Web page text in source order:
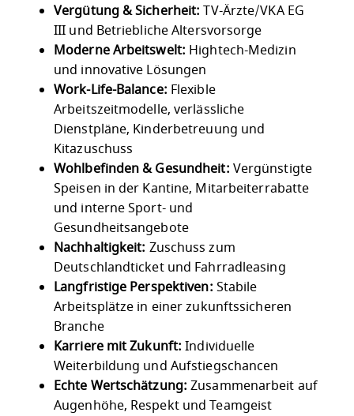
Vergütung & Sicherheit:TV-Ärzte/VKA EG
III und Betriebliche Altersvorsorge
Moderne Arbeitswelt: Hightech-Medizin
und innovative Lösungen
Work-Life-Balance: Flexible
Arbeitszeitmodelle, verlässliche
Dienstpläne, Kinderbetreuung und
Kitazuschuss
Wohlbefinden & Gesundheit: Vergünstigte
Speisen in der Kantine, Mitarbeiterrabatte
und interne Sport- und
Gesundheitsangebote
Nachhaltigkeit: Zuschuss zum
Deutschlandticket und Fahrradleasing
Langfristige Perspektiven: Stabile
Arbeitsplätze in einer zukunftssicheren
Branche
Karriere mit Zukunft: Individuelle
Weiterbildung und Aufstiegschancen
Echte Wertschätzung: Zusammenarbeit auf
Augenhöhe, Respekt und Teamgeist